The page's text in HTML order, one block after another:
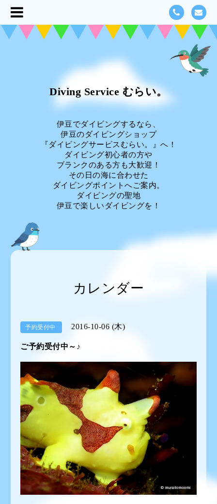
Diving Service むらい。
伊豆でダイビングするなら、
伊豆のダイビングショップ
『ダイビングサービスむらい。』へ！
ダイビング初心者の方や
ブランクのある方も大歓迎！
その日の海に合わせた
ダイビングポイントへご案内。
ダイビングの聖地
伊豆で楽しいダイビングを！
カレンダー
予約受付中 2016-10-06 (木)
ご予約受付中～♪